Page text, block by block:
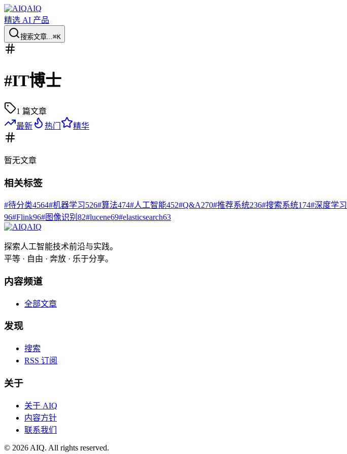
AIQ
精选 AI 产品
搜索文章...⌘K
#IT博士
1 篇文章
最新
热门 精华
暂无文章
相关标签
#待分类4564#机器学习526#算法474#人工智能452#Q&A270#推荐系统236#搜索系统174#深度学习
96#Flink96#图像识别 82#lucene69#elasticsearch63
AIQ
探索人工智能技术前沿与实践。
平等 · 自由 · 奔放 · 乐于分享。
内容频道
全部文章
发现
搜索
RSS 订阅
关于
关于 AIQ
内容方针
联系我们
© 2026 AIQ. All rights reserved.